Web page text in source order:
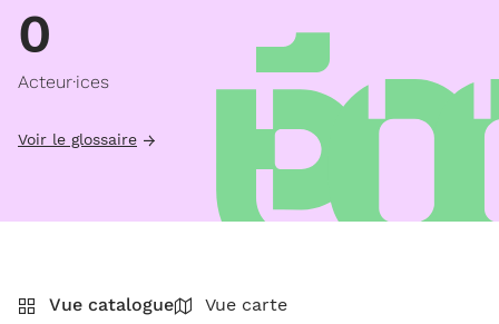
0
Acteur·ices
Voir le glossaire
Vue catalogue
Vue carte